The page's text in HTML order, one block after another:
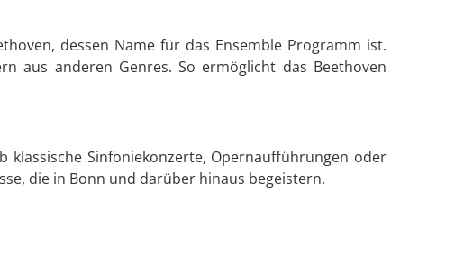
dessen Name für das Ensemble Programm ist.
aus anderen Genres. So ermöglicht das Beethoven
klassische Sinfoniekonzerte, Opernaufführungen oder
die in Bonn und darüber hinaus begeistern.